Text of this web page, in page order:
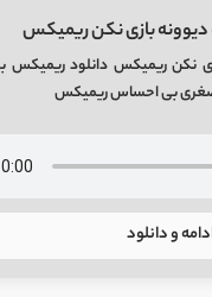
دیوونه بازی نکن ریمیکس
نکن ریمیکس دانلود
بی احساس ریمیکس
و دانلود